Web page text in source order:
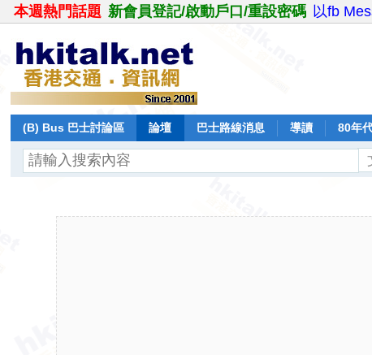
本週熱門話題 新會員登記/啟動戶口/重設密碼 以fb
(B) Bus 巴士討論區 論壇 巴士路線消息 導讀 80年